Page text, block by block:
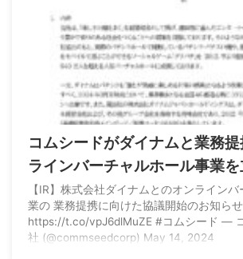
コムシードがダイナムと業務
ラインバーチャルホール事業
模様
【IR】株式会社ダイナムとのオンライン
業の 業務提携に向けた協議開始のお知らせ
https://t.co/vpJ6dlMuZE #コムシード —
社 (@commseedcorp) May 14, 2024